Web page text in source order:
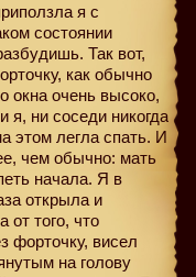
я с
состоянии
Так вот,
как обычно
окна очень высоко,
я, ни соседи никогда
этом легла спать. И
чем обычно: мать
начала. Я в
открыла и
от того, что
форточку, висел
на голову